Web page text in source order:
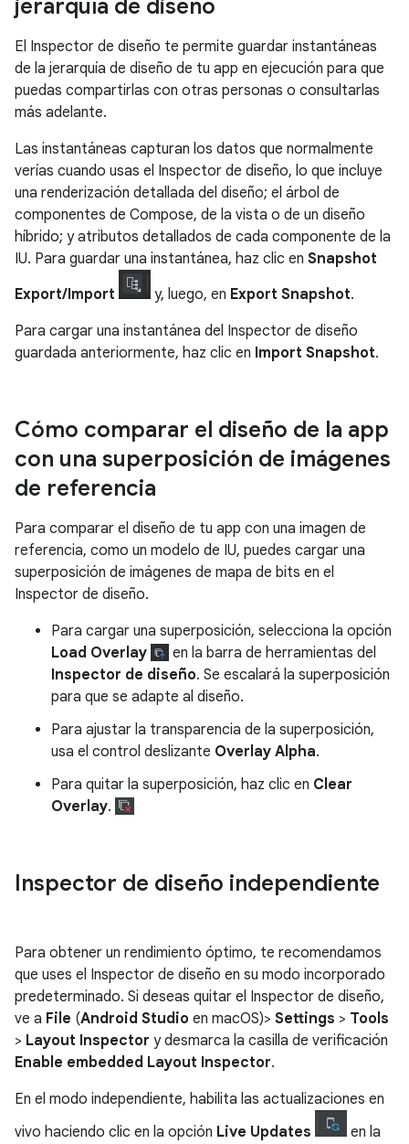
jerarquía de diseño
El Inspector de diseño te permite guardar instantáneas
de la jerarquía de diseño de tu app en ejecución para que
puedas compartirlas con otras personas o consultarlas
más adelante.
Las instantáneas capturan los datos que normalmente
verías cuando usas el Inspector de diseño, lo que incluye
una renderización detallada del diseño; el árbol de
componentes de Compose, de la vista o de un diseño
híbrido; y atributos detallados de cada componente de la
IU. Para guardar una instantánea, haz clic en Snapshot
Export/Import
y, luego, en Export Snapshot.
Para cargar una instantánea del Inspector de diseño
guardada anteriormente, haz clic en Import Snapshot.
Cómo comparar el diseño de la app
con una superposición de imágenes
de referencia
Para comparar el diseño de tu app con una imagen de
referencia, como un modelo de IU, puedes cargar una
superposición de imágenes de mapa de bits en el
Inspector de diseño.
Para cargar una superposición, selecciona la opción
Load Overlay
en la barra de herramientas del
Inspector de diseño. Se escalará la superposición
para que se adapte al diseño.
Para ajustar la transparencia de la superposición,
usa el control deslizante Overlay Alpha.
Para quitar la superposición, haz clic en Clear
Overlay.
Inspector de diseño independiente
Para obtener un rendimiento óptimo, te recomendamos
que uses el Inspector de diseño en su modo incorporado
predeterminado. Si deseas quitar el Inspector de diseño,
ve a File (Android Studio en macOS)> Settings > Tools
> Layout Inspector y desmarca la casilla de verificación
Enable embedded Layout Inspector.
En el modo independiente, habilita las actualizaciones en
vivo haciendo clic en la opción Live Updates
en la